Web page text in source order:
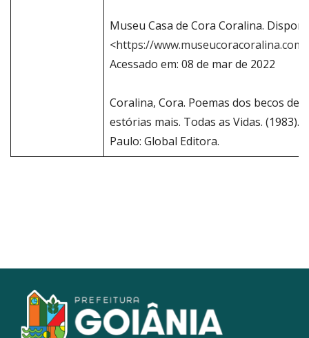
Museu Casa de Cora Coralina.
<https://
Acessado em: 08 de mar de 2022
Coralina, Cora. Poemas dos becos de
estórias mais. Todas as Vidas. (1983).
Paulo: Global Editora.